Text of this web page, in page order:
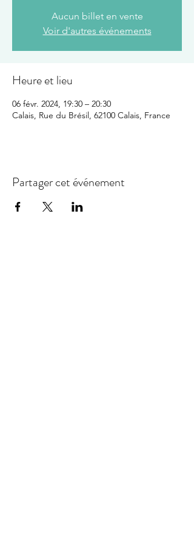
Aucun billet en vente
Voir d'autres événements
Heure et lieu
06 févr. 2024, 19:30 – 20:30
Calais, Rue du Brésil, 62100 Calais, France
Partager cet événement